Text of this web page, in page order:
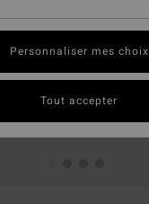
Personnaliser mes choix
Tout accepter